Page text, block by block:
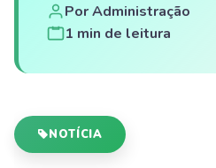
Por Administração
1 min de leitura
NOTÍCIA